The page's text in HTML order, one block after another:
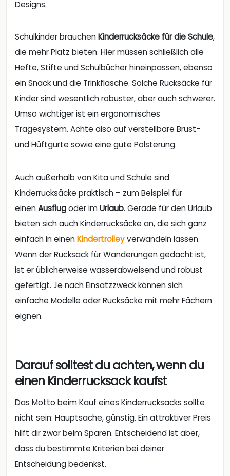
Designs.
Schulkinder brauchenKinderrucksäcke für die Schule,
die mehr Platz bieten. Hier müssen schließlich alle
Hefte, Stifte und Schulbücher hineinpassen, ebenso
ein Snack und die Trinkflasche. Solche Rucksäcke für
Kinder sind wesentlich robuster, aber auch schwerer.
Umso wichtiger ist ein ergonomisches
Tragesystem. Achte also auf verstellbare Brust-
und Hüftgurte sowie eine gute Polsterung.
Auch außerhalb von Kita und Schule sind
Kinderrucksäcke praktisch – zum Beispiel für
einenAusflugoder imUrlaub. Gerade für den Urlaub
bieten sich auch Kinderrucksäcke an, die sich ganz
einfach in einenKindertrolleyverwandeln lassen.
Wenn der Rucksack für Wanderungen gedacht ist,
ist er üblicherweise wasserabweisend und robust
gefertigt. Je nach Einsatzzweck können sich
einfache Modelle oder Rucksäcke mit mehr Fächern
eignen.
Darauf solltest du achten, wenn du
einen Kinderrucksack kaufst
Das Motto beim Kauf eines Kinderrucksacks sollte
nicht sein: Hauptsache, günstig. Ein attraktiver Preis
hilft dir zwar beim Sparen. Entscheidend ist aber,
dass du bestimmte Kriterien bei deiner
Entscheidung bedenkst.